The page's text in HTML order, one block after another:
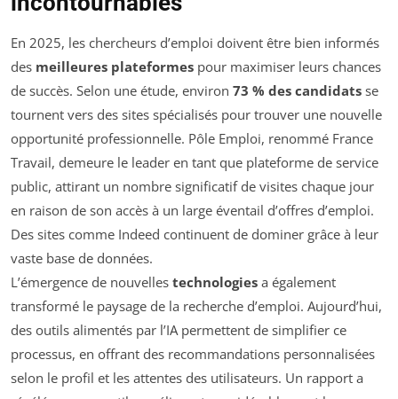
En 2025, les chercheurs d’emploi doivent être bien informés
des meilleures plateformes pour maximiser leurs chances
de succès. Selon une étude, environ 73 % des candidats se
tournent vers des sites spécialisés pour trouver une nouvelle
opportunité professionnelle. Pôle Emploi, renommé France
Travail, demeure le leader en tant que plateforme de service
public, attirant un nombre significatif de visites chaque jour
en raison de son accès à un large éventail d’offres d’emploi.
Des sites comme Indeed continuent de dominer grâce à leur
vaste base de données.
L’émergence de nouvelles technologies a également
transformé le paysage de la recherche d’emploi. Aujourd’hui,
des outils alimentés par l’IA permettent de simplifier ce
processus, en offrant des recommandations personnalisées
selon le profil et les attentes des utilisateurs. Un rapport a